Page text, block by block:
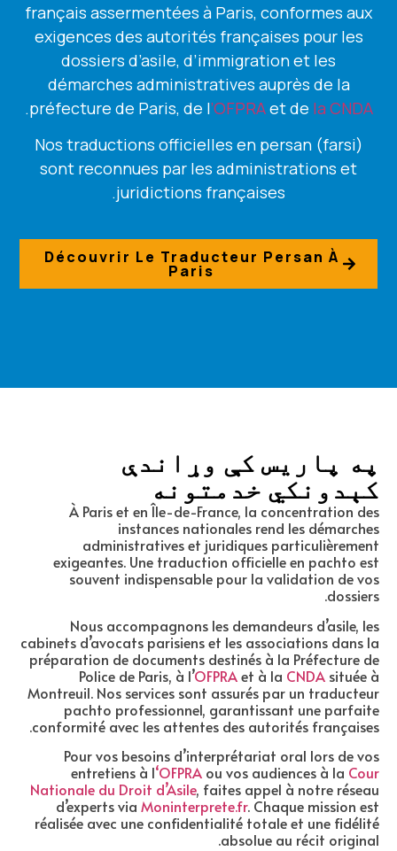
français assermentées à Paris, conformes aux
exigences des autorités françaises pour les
dossiers d’asile, d’immigration et les
démarches administratives auprès de la
préfecture de Paris, de l’OFPRAet dela CNDA
.
Nos traductions officielles en persan (farsi)
sont reconnues par les administrations et
juridictions françaises.
Découvrir Le Traducteur Persan À
Paris
په پاریس کې وړاندې
کېدونکي خدمتونه
À Paris et en Île-de-France, la concentration des
instances nationales rend les démarches
administratives et juridiques particulièrement
exigeantes. Une traduction officielle en pachto est
souvent indispensable pour la validation de vos
dossiers.
Nous accompagnons les demandeurs d’asile, les
cabinets d’avocats parisiens et les associations dans la
préparation de documents destinés à la Préfecture de
Police de Paris, à l’OFPRAet à laCNDAsituée à
Montreuil. Nos services sont assurés par un traducteur
pachto professionnel, garantissant une parfaite
conformité avec les attentes des autorités françaises.
Pour vos besoins d’interprétariat oral lors de vos
entretiens à l‘OFPRAou vos audiences à laCour
Nationale du Droit d’Asile , faites appel à notre réseau
d’experts viaMoninterprete.fr . Chaque mission est
réalisée avec une confidentialité totale et une fidélité
absolue au récit original.